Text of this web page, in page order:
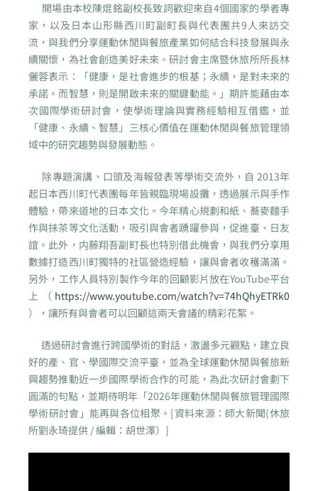
開場由本校陳焜銘副校長致詞歡迎來自4個國家的學者專
家，以及日本山形縣西川町副町長與代表團共9人來訪交
流，與我們分享運動休閒與餐旅產業如何結合科技發展與永
續關懷，為社會創造美好未來。研討會主席暨休旅所所長林
儷蓉表示：「健康，是社會進步的根基；永續，是對未來的
承諾。而智慧，則是開啟未來的關鍵動能。」期許能藉由本
次國際學術研討會，使學術理論與實務經驗相互借鑑，並
「健康、永續、智慧」三核心價值在運動休閒與餐旅管理領
域中的研究趨勢與發展動態。
除專題演講、口頭及海報發表等學術交流外，自 2013年
起日本西川町代表團每年皆親臨現場設攤，透過展示與手作
體驗，帶來道地的日本文化。今年精心規劃和紙、蕎麥麵手
作與抹茶等文化活動，吸引與會者踴躍參與，促進臺、日友
誼。此外，内藤翔吾副町長也特別借此機會，與我們分享用
數據打造西川町獨特的社區營造經驗，讓與會者收穫滿滿。
另外，工作人員特別製作今年的回顧影片放在YouTube平台
上（ https://www.youtube.com/watch?v=74hQhyETRk0
），讓所有與會者可以回顧這兩天會議的精彩花絮。
透過研討會進行跨國學術的對話，激盪多元觀點，建立良
好的產、官、學國際交流平臺，並為全球運動休閒與餐旅新
興趨勢推動近一步國際學術合作的可能，為此次研討會劃下
圓滿的句點，並期待明年「2026年運動休閒與餐旅管理國際
學術研討會」能再與各位相聚。[資料來源：師大新聞(休旅
所劉永琦提供 / 編輯：胡世澤）]